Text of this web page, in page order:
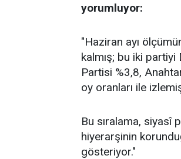
yorumluyor:
"Haziran ayı
kalmış; bu iki
Partisi %3,8,
oy oranları ile
Bu sıralama, siyasî
hiyerarşinin
gösteriyor."